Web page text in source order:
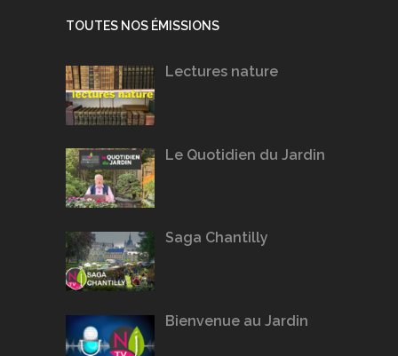
TOUTES NOS ÉMISSIONS
Lectures nature
Le Quotidien du Jardin
Saga Chantilly
Bienvenue au Jardin